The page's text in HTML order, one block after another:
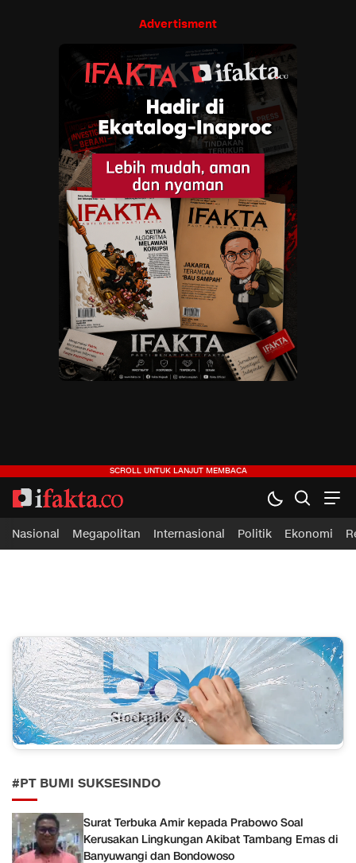
Advertisment
ifakta.co
#pastibenar
Nasional Megapolitan Internasional Politik Ekonomi
#PT BUMI SUKSESINDO
Surat Terbuka Amir kepada Prabowo Soal
Kerusakan Lingkungan Akibat Tambang Emas di
Banyuwangi dan Bondowoso